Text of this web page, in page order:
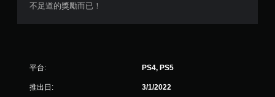
不足道的獎勵而已！
平台: PS4, PS5
推出日: 3/1/2022